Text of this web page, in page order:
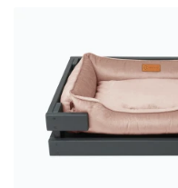
Особенность